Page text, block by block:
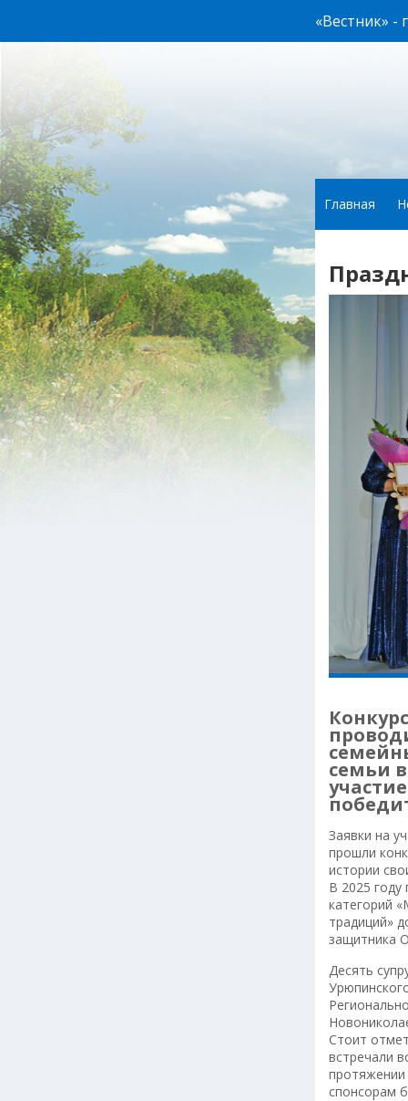
«Вестник» -
Главная
семьи
Заявки на
прошли
истории
В 2025
категорий
традиций»
защитника
Десять
Стоит
встречали
протяжении
спонсорам